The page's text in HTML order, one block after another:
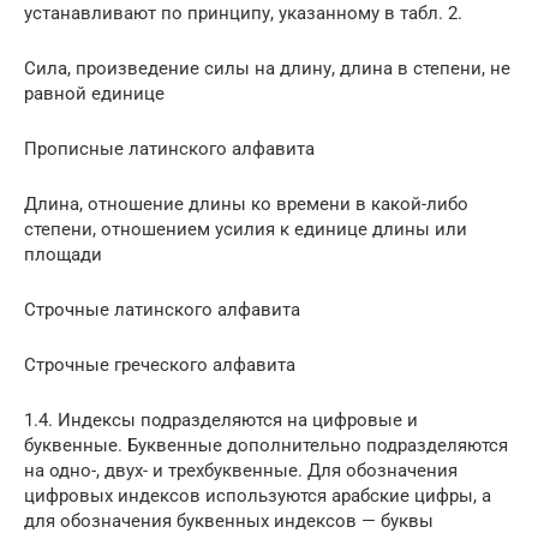
устанавливают по принципу, указанному в табл. 2.
Сила, произведение силы на длину, длина в степени, не
равной единице
Прописные латинского алфавита
Длина, отношение длины ко времени в какой-либо
степени, отношением усилия к единице длины или
площади
Строчные латинского алфавита
Строчные греческого алфавита
1.4. Индексы подразделяются на цифровые и
буквенные. Буквенные дополнительно подразделяются
на одно-, двух- и трехбуквенные. Для обозначения
цифровых индексов используются арабские цифры, а
для обозначения буквенных индексов — буквы